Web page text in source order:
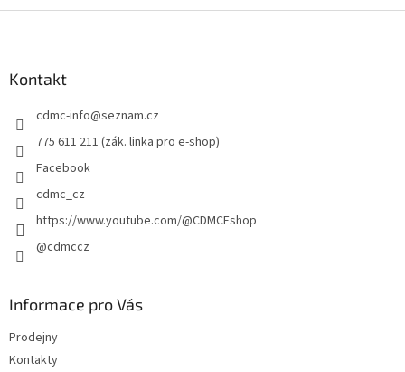
Kontakt
cdmc-info@seznam.cz
775 611 211 (zák. linka pro e-shop)
Facebook
cdmc_cz
https://www.youtube.com/@CDMCEshop
@cdmccz
Informace pro Vás
Prodejny
Kontakty